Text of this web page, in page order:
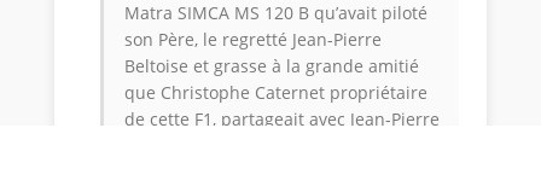
Matra SIMCA MS 120 B qu’avait piloté
son Père, le regretté Jean-Pierre
Beltoise et grasse à la grande amitié
que Christophe Caternet propriétaire
de cette F1, partageait avec Jean-Pierre